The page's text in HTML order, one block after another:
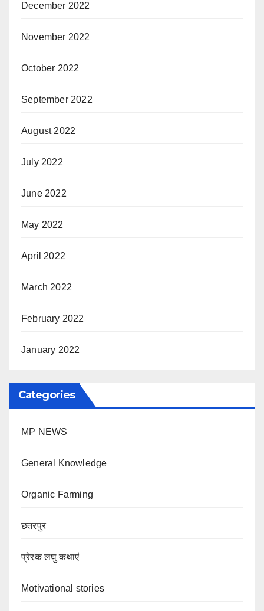
December 2022
November 2022
October 2022
September 2022
August 2022
July 2022
June 2022
May 2022
April 2022
March 2022
February 2022
January 2022
Categories
MP NEWS
General Knowledge
Organic Farming
छतरपुर
प्रेरक लघु कथाएं
Motivational stories